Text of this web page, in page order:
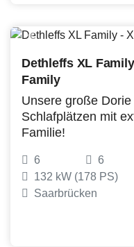
Previous
Dethleffs XL
Family
Unsere große
Schlafplätzen mit
Familie!
6 6
132 kW (178 PS)
Saarbrücken